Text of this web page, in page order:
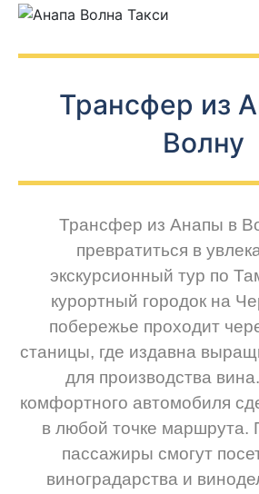
Трансфер из
Волну
Трансфер из Анапы в
превратиться в
экскурсионный тур по
курортный городок на
побережье проходит
станицы, где издавна
для производства
комфортного автомобиля
в любой точке маршрута.
пассажиры смогут
виноградарства и